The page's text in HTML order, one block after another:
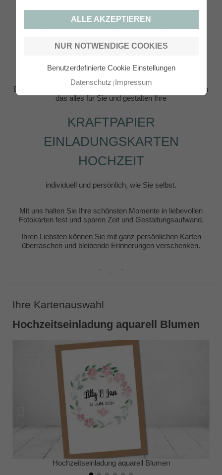
ALLE AKZEPTIEREN
NUR NOTWENDIGE COOKIES
Benutzerdefinierte Cookie Einstellungen
Datenschutz Impressum
Individuelle Gestaltung
inklusive!
Machen Sie sich keine Gedanken um Schriftgrößen,
Bildausschnitte und die passenden Farben. Wir übernehmen
das alles für Sie und gestalten Ihre
KRAFTPAPIER
EINLADUNGSKARTEN
HOCHZEIT
individuell und persönlich, wie Sie selbst.
Mit uns halten Sie Ihre schönsten Momente in liebevollen
Fotokarten fest und sparen Zeit und Gestaltungsaufwand.
Ihren Liebsten können Sie mit ganz persönlichen Karten
überraschen und bleibende Erinnerungen verschenken.
Ihre Kartenauswahl
Hochzeitseinladung aquarell Blumen
Hochzeitseinladung aquarell Blumen